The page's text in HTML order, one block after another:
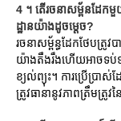
4 ។ តើរចនាសម្ព័នដែ
ដ្ឋានយ៉ាងដូចម្តេច?
រចនាសម្ព័ន្ធដែកថែបត្រូ
យ៉ាងតឹងរឹងហើយអាចទប់ទ
ខ្យល់ព្យុះ។ ការប្រើប្រា
ត្រូវធានានូវភាពត្រឹមត្រូ